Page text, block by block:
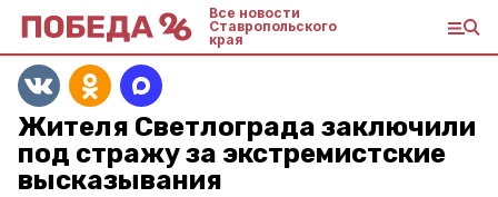
Все новости
Ставропольского
края
Жителя Светлограда заключили
под стражу за экстремистские
высказывания